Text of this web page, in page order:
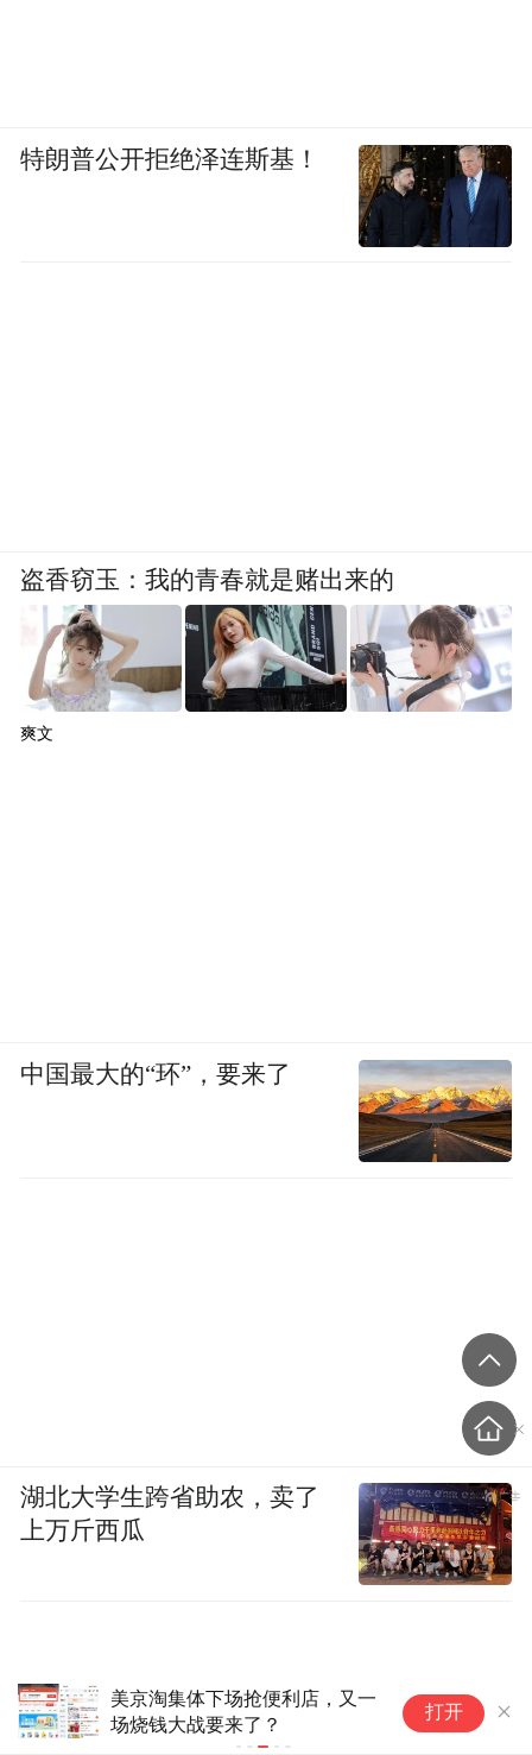
美京淘集体下场抢便利店，又一
场烧钱大战要来了？
打开
特朗普公开拒绝泽连斯基！
盗香窃玉：我的青春就是赌出来的
爽文
中国最大的“环”，要来了
湖北大学生跨省助农，卖了
上万斤西瓜